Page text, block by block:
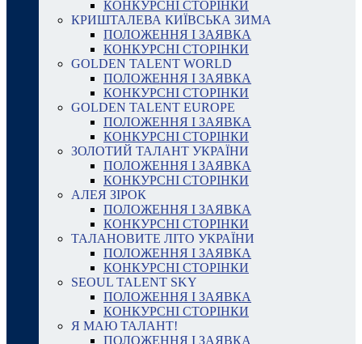
КОНКУРСНІ СТОРІНКИ
КРИШТАЛЕВА КИЇВСЬКА ЗИМА
ПОЛОЖЕННЯ І ЗАЯВКА
КОНКУРСНІ СТОРІНКИ
GOLDEN TALENT WORLD
ПОЛОЖЕННЯ І ЗАЯВКА
КОНКУРСНІ СТОРІНКИ
GOLDEN TALENT EUROPE
ПОЛОЖЕННЯ І ЗАЯВКА
КОНКУРСНІ СТОРІНКИ
ЗОЛОТИЙ ТАЛАНТ УКРАЇНИ
ПОЛОЖЕННЯ І ЗАЯВКА
КОНКУРСНІ СТОРІНКИ
АЛЕЯ ЗІРОК
ПОЛОЖЕННЯ І ЗАЯВКА
КОНКУРСНІ СТОРІНКИ
ТАЛАНОВИТЕ ЛІТО УКРАЇНИ
ПОЛОЖЕННЯ І ЗАЯВКА
КОНКУРСНІ СТОРІНКИ
SEOUL TALENT SKY
ПОЛОЖЕННЯ І ЗАЯВКА
КОНКУРСНІ СТОРІНКИ
Я МАЮ ТАЛАНТ!
ПОЛОЖЕННЯ І ЗАЯВКА